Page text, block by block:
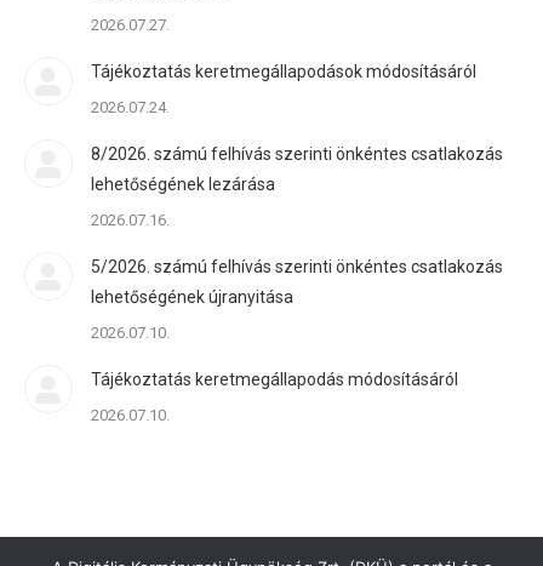
2026.07.27.
Tájékoztatás keretmegállapodások módosításáról
2026.07.24.
8/2026. számú felhívás szerinti önkéntes csatlakozás
lehetőségének lezárása
2026.07.16.
5/2026. számú felhívás szerinti önkéntes csatlakozás
lehetőségének újranyitása
2026.07.10.
Tájékoztatás keretmegállapodás módosításáról
2026.07.10.